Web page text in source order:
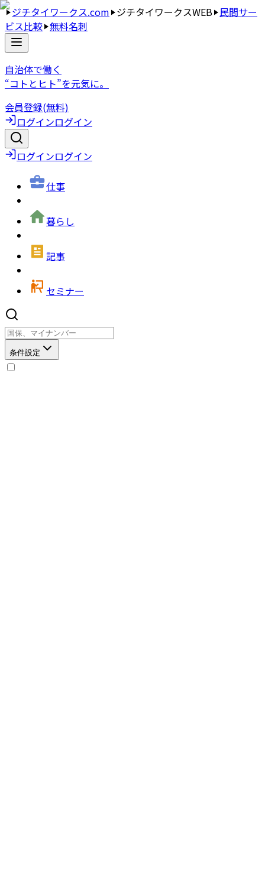
ジチタイワークス.com ジチタイワークスWEB 民間サー
ビス比較 無料名刺
自治体で働く
“コトとヒト”を元気に。
会員登録(無料)
ログインログイン
ログインログイン
仕事
暮らし
記事
セミナー
条件設定